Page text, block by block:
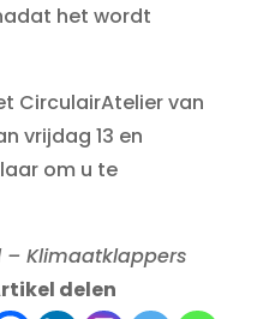
het wordt
CirculairAtelier van
vrijdag 13 en
om u te
– Klimaatklappers
delen